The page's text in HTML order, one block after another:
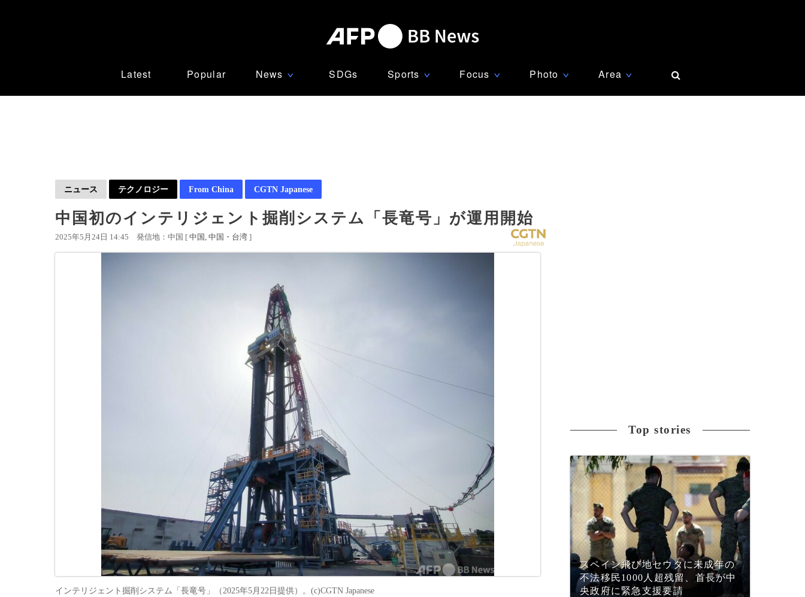
Latest Popular News ∨ SDGs Sports ∨ Focus ∨ Photo ∨ Area ∨
ニュース テクノロジー From China CGTN Japanese
中国初のインテリジェント掘削システム「長竜号」が運用開始
2025年5月24日 14:45 発信地：中国 [ 中国 中国・台湾 ]
インテリジェント掘削システム「長竜号」（2025年5月22日提供）。(c)CGTN Japanese
Top stories
スペイン飛び地セウタに未成年の
不法移民1000人超残留、首長が中
央政府に緊急支援要請